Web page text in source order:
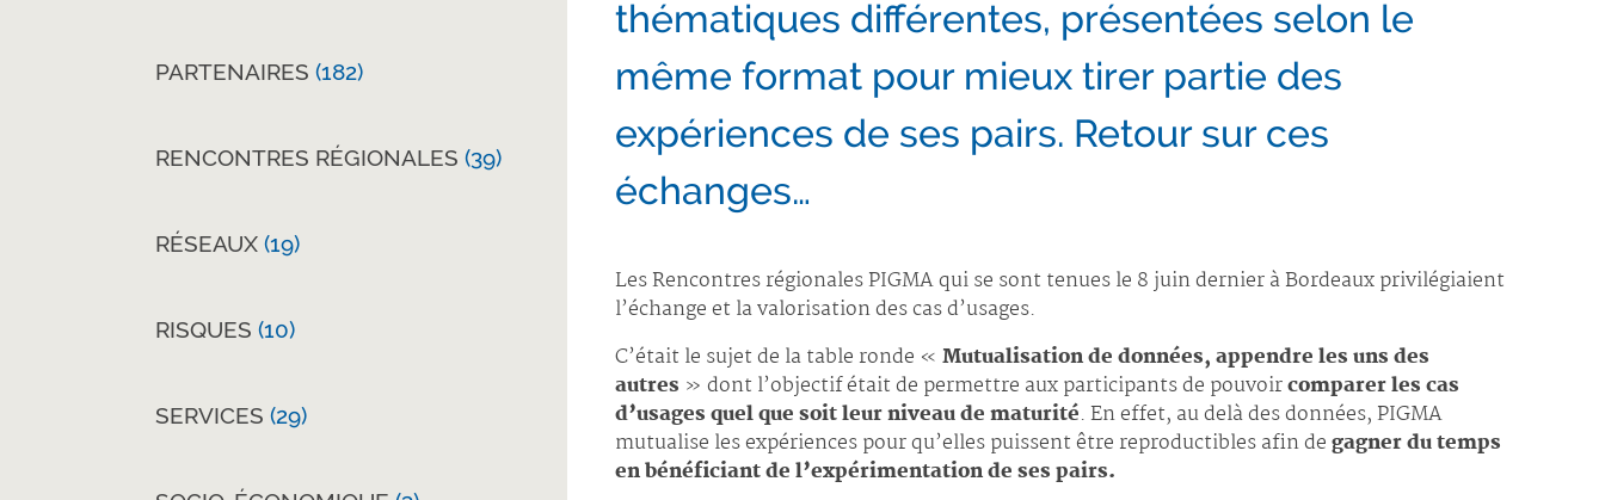
PARTENAIRES (182)
RENCONTRES RÉGIONALES (39)
RÉSEAUX (19)
RISQUES (10)
SERVICES (29)
thématiques différentes, présentées selon le
même format pour mieux tirer partie des
expériences de ses pairs. Retour sur ces
échanges…
Les Rencontres régionales PIGMA qui se sont tenues le 8 juin dernier à Bordeaux privilégiaient
l’échange et la valorisation des cas d’usages.
C’était le sujet de la table ronde « Mutualisation de données, appendre les uns des
autres » dont l’objectif était de permettre aux participants de pouvoircomparer les cas
d’usages quel que soit leur niveau de maturité. En effet, au delà des données, PIGMA
mutualise les expériences pour qu’elles puissent être reproductibles afin degagner du temps
en bénéficiant de l’expérimentation de ses pairs.